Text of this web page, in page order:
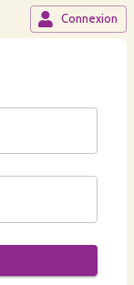
Connexion